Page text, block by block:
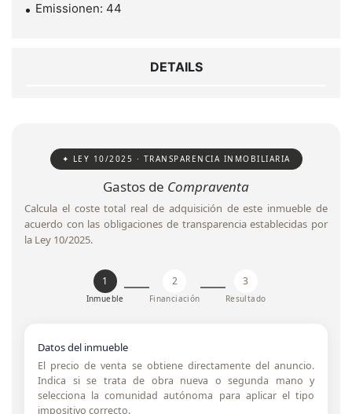
Emissionen: 44
DETAILS
✦ LEY 10/2025 · TRANSPARENCIA INMOBILIARIA
Gastos de Compraventa
Calcula el coste total real de adquisición de este inmueble de
acuerdo con las obligaciones de transparencia establecidas por
la Ley 10/2025.
1
Inmueble
2
Financiación
3
Resultado
Datos del inmueble
El precio de venta se obtiene directamente del anuncio.
Indica si se trata de obra nueva o segunda mano y
selecciona la comunidad autónoma para aplicar el tipo
impositivo correcto.